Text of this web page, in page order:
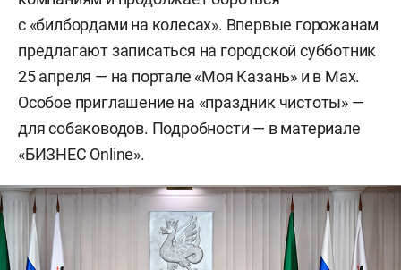
с «билбордами на колесах». Впервые горожанам
предлагают записаться на городской субботник
25 апреля — на портале «Моя Казань» и в Мax.
Особое приглашение на «праздник чистоты» —
для собаководов. Подробности — в материале
«БИЗНЕС Online».